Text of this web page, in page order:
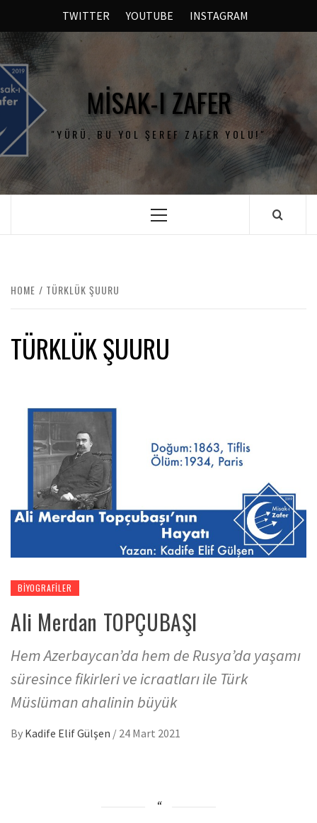
TWITTER YOUTUBE INSTAGRAM
MISAK-I ZAFER
"YÜRÜ, BU YOL ŞEREF ZAFER YOLU!"
HOME TÜRKLÜK ŞUURU
TÜRKLÜK ŞUURU
BIYOGRAFILER
Ali Merdan TOPÇUBAŞI
Hem Azerbaycan’da hem de Rusya’da yaşamı
süresince fikirleri ve icraatları ile Türk
Müslüman ahalinin büyük
By Kadife Elif Gülşen / 24 Mart 2021